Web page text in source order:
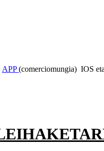
APP(comerciomungia) IOS